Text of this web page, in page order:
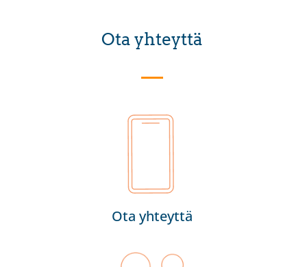
Ota yhteyttä
Ota yhteyttä